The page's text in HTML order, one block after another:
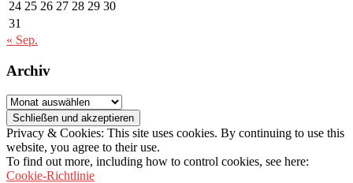
24 25 26 27 28 29 30
31
« Sep.
Archiv
Archiv
Privacy & Cookies: This site uses cookies. By continuing to use this
website, you agree to their use.
To find out more, including how to control cookies, see here:
Cookie-Richtlinie